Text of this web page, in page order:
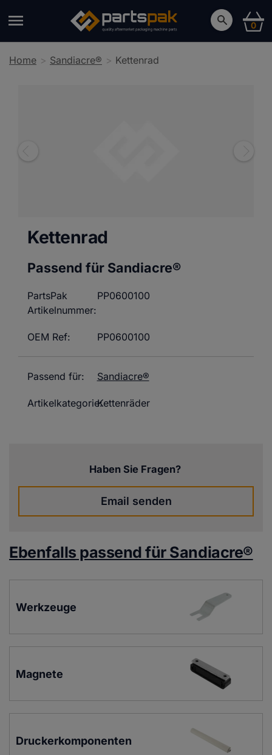
0
Home Sandiacre® Kettenrad
Kettenrad
Passend für Sandiacre®
PartsPak
Artikelnummer:
PP0600100
OEM Ref: PP0600100
Passend für: Sandiacre®
Artikelkategorie:Kettenräder
Haben Sie Fragen?
Email senden
Ebenfalls passend für Sandiacre®
Werkzeuge
Magnete
Druckerkomponenten